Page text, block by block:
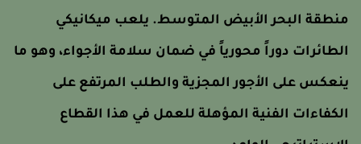
البحر الأبيض المتوسط. يلعب ميكانيكي
دوراً محورياً في ضمان سلامة الأجواء، وهو ما
على الأجور المجزية والطلب المرتفع على
الفنية المؤهلة للعمل في هذا القطاع